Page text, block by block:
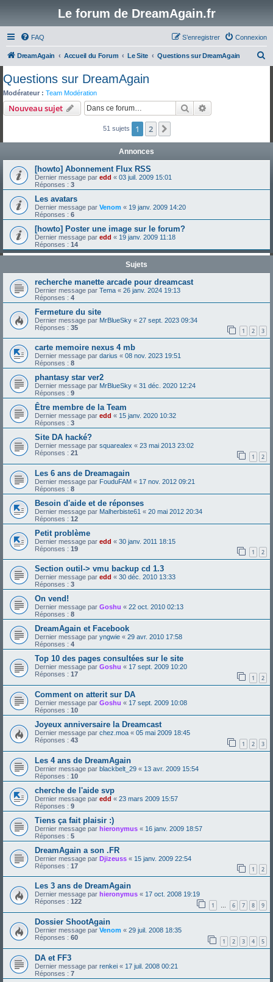
Le forum de DreamAgain.fr
FAQ Connexion
S’enregistrer
DreamAgain Accueil du Forum Le Site Questions sur DreamAgain
c
Questions sur DreamAgain
Modérateur : Team Modération
Nouveau sujet Rechercher
51 sujets 1 2
Annonces
[howto] Abonnement Flux RSS
Dernier message par edd « 03 juil. 2009 15:01
Réponses : 3
Les avatars
Dernier message par Venom « 19 janv. 2009 14:20
Réponses : 6
[howto] Poster une image sur le forum?
Dernier message par edd « 19 janv. 2009 11:18
Réponses : 14
Sujets
recherche manette arcade pour dreamcast
Dernier message par Tema « 26 janv. 2024 19:13
Réponses : 4
Fermeture du site
Dernier message par MrBlueSky « 27 sept. 2023 09:34
Réponses : 35 1 2 3
carte memoire nexus 4 mb
Dernier message par darius « 08 nov. 2023 19:51
Réponses : 8
phantasy star ver2
Dernier message par MrBlueSky « 31 déc. 2020 12:24
Réponses : 9
Être membre de la Team
Dernier message par edd « 15 janv. 2020 10:32
Réponses : 3
Site DA hacké?
Dernier message par squarealex « 23 mai 2013 23:02
Réponses : 21 1 2
Les 6 ans de Dreamagain
Dernier message par FouduFAM « 17 nov. 2012 09:21
Réponses : 8
Besoin d'aide et de réponses
Dernier message par Malherbiste61 « 20 mai 2012 20:34
Réponses : 12
Petit problème
Dernier message par edd « 30 janv. 2011 18:15
Réponses : 19 1 2
Section outil-> vmu backup cd 1.3
Dernier message par edd « 30 déc. 2010 13:33
Réponses : 3
On vend!
Dernier message par Goshu « 22 oct. 2010 02:13
Réponses : 8
DreamAgain et Facebook
Dernier message par yngwie « 29 avr. 2010 17:58
Réponses : 4
Top 10 des pages consultées sur le site
Dernier message par Goshu « 17 sept. 2009 10:20
Réponses : 17 1 2
Comment on atterit sur DA
Dernier message par Goshu « 17 sept. 2009 10:08
Réponses : 10
Joyeux anniversaire la Dreamcast
Dernier message par chez.moa « 05 mai 2009 18:45
Réponses : 43 1 2 3
Les 4 ans de DreamAgain
Dernier message par blackbelt_29 « 13 avr. 2009 15:54
Réponses : 10
cherche de l'aide svp
Dernier message par edd « 23 mars 2009 15:57
Réponses : 9
Tiens ça fait plaisir :)
Dernier message par hieronymus « 16 janv. 2009 18:57
Réponses : 5
DreamAgain a son .FR
Dernier message par Djizeuss « 15 janv. 2009 22:54
Réponses : 17 1 2
Les 3 ans de DreamAgain
Dernier message par hieronymus « 17 oct. 2008 19:19
Réponses : 122 1 … 6 7 8 9
Dossier ShootAgain
Dernier message par Venom « 29 juil. 2008 18:35
Réponses : 60 1 2 3 4 5
DA et FF3
Dernier message par renkei « 17 juil. 2008 00:21
Réponses : 7